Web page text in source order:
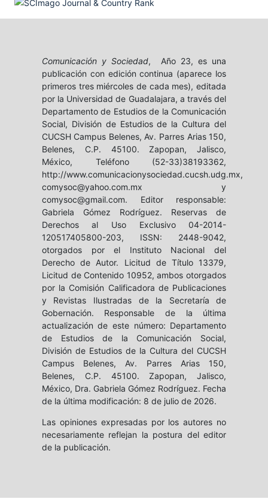
Comunicación y Sociedad, Año 23, es una
publicación con edición continua (aparece los
primeros tres miércoles de cada mes), editada
por la Universidad de Guadalajara, a través del
Departamento de Estudios de la Comunicación
Social, División de Estudios de la Cultura del
CUCSH Campus Belenes, Av. Parres Arias 150,
Belenes, C.P. 45100. Zapopan, Jalisco,
México, Teléfono (52-33)38193362,
http://www.comunicacionysociedad.cucsh.udg.mx,
comysoc@yahoo.com.mx y
comysoc@gmail.com. Editor responsable:
Gabriela Gómez Rodríguez. Reservas de
Derechos al Uso Exclusivo 04-2014-
120517405800-203, ISSN: 2448-9042,
otorgados por el Instituto Nacional del
Derecho de Autor. Licitud de Título 13379,
Licitud de Contenido 10952, ambos otorgados
por la Comisión Calificadora de Publicaciones
y Revistas Ilustradas de la Secretaría de
Gobernación. Responsable de la última
actualización de este número: Departamento
de Estudios de la Comunicación Social,
División de Estudios de la Cultura del CUCSH
Campus Belenes, Av. Parres Arias 150,
Belenes, C.P. 45100. Zapopan, Jalisco,
México, Dra. Gabriela Gómez Rodríguez. Fecha
de la última modificación: 8 de julio de 2026.
Las opiniones expresadas por los autores no
necesariamente reflejan la postura del editor
de la publicación.